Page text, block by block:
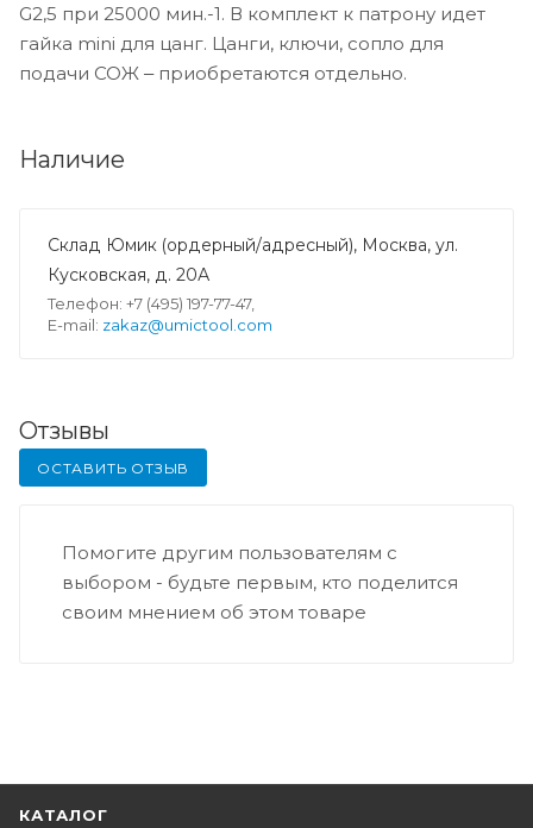
G2,5 при 25000 мин.-1. В комплект к патрону идет
гайка mini для цанг. Цанги, ключи, сопло для
подачи СОЖ ‒ приобретаются отдельно.
Наличие
Склад Юмик (ордерный/адресный), Москва, ул.
Кусковская, д. 20А
Телефон: +7 (495) 197-77-47,
E-mail: zakaz@umictool.com
Отзывы
ОСТАВИТЬ ОТЗЫВ
Помогите другим пользователям с
выбором - будьте первым, кто поделится
своим мнением об этом товаре
КАТАЛОГ